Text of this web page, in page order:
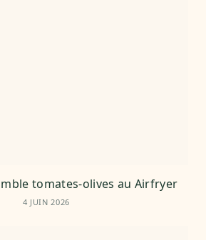
tomates-olives au Airfryer
4 JUIN 2026